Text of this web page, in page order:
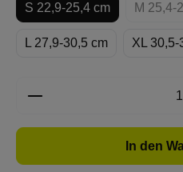
S 22,9-25,4 cm M 25,4-
L 27,9-30,5 cm XL 30,5-
Produkt Anzahl:
In den